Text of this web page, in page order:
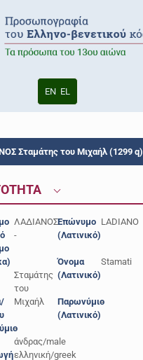
EN EL
Σταμάτης του Μιχαήλ (1299 q)
ΛΑΔΙΑΝΟΣ
-
Σταμάτης
του
Μιχαήλ
-
άνδρας/male
ελληνική/greek
Επώνυμο
(Λατινικό)
LADIANO
Όνομα
(Λατινικό)
Stamati
Παρωνύμιο
(Λατινικό)
-